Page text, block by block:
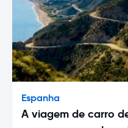
Espanha
A viagem de carro